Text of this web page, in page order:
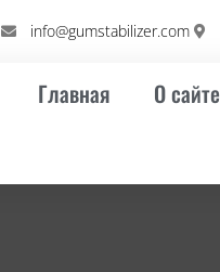
info@gumstabilizer.com
Главная О сайте